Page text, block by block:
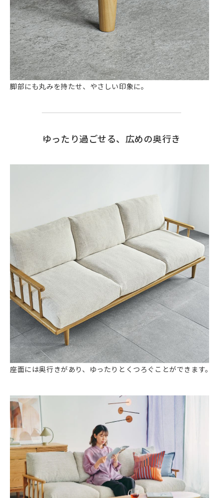
脚部にも丸みを持たせ、やさしい印象に。
ゆったり過ごせる、広めの奥行き
座面には奥行きがあり、ゆったりとくつろぐことができます。